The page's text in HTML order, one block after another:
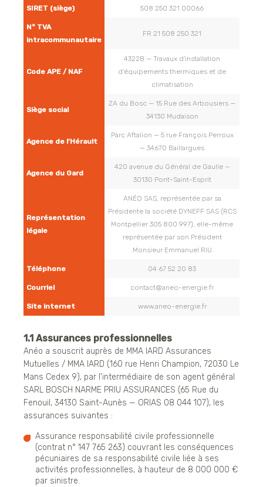
SIRET (siège) 508 250 321 00066
N° TVA
intracommunautaire
FR 21 508 250 321
Code APE / NAF
4322B — Travaux d'installation
d'équipements thermiques et de
climatisation
Siège social
ZA du Bosc — 15 Rue des Arbousiers —
34130 Mudaison
Agence de l'Hérault
Parc Aftalion — 5 rue François Perroux
— 34670 Baillargues
Agence du Gard
420 avenue du Général de Gaulle —
30130 Pont-Saint-Esprit
Représentation
légale
ANÉO SAS, représentée par sa
Présidente la société DYNEFF SAS (RCS
Montpellier 305 800 997), elle-même
représentée par son Président
Monsieur Emmanuel RIU
Téléphone 04 67 52 20 83
Courriel contact@aneo-energie.fr
Site internet www.aneo-energie.fr
1.1 Assurances professionnelles
Anéo a souscrit auprès de MMA IARD Assurances
Mutuelles / MMA IARD (160 rue Henri Champion, 72030 Le
Mans Cedex 9), par l'intermédiaire de son agent général
SARL BOSCH NARME PRIU ASSURANCES (65 Rue du
Fenouil, 34130 Saint-Aunès — ORIAS 08 044 107), les
assurances suivantes :
Assurance responsabilité civile professionnelle
(contrat n° 147 765 263) couvrant les conséquences
pécuniaires de sa responsabilité civile liée à ses
activités professionnelles, à hauteur de 8 000 000 €
par sinistre.